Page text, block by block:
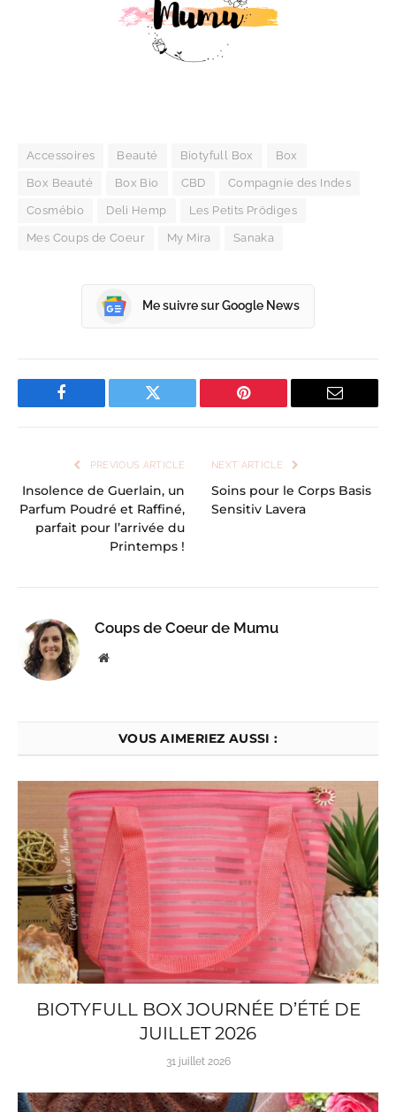
Accessoires Beauté Biotyfull Box Box
Box Beauté Box Bio CBD Compagnie des Indes
Cosmébio Deli Hemp Les Petits Prödiges
Mes Coups de Coeur My Mira Sanaka
Me suivre sur Google News
Facebook Twitter Pinterest Email
PREVIOUS ARTICLE
Insolence de Guerlain, un
Parfum Poudré et Raffiné,
parfait pour l’arrivée du
Printemps !
NEXT ARTICLE
Soins pour le Corps Basis
Sensitiv Lavera
Coups de Coeur de Mumu
Website
VOUS AIMERIEZ AUSSI :
BIOTYFULL BOX JOURNÉE D’ÉTÉ DE
JUILLET 2026
31 juillet 2026